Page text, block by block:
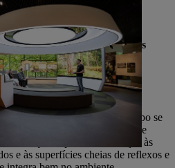
os habitats de uma floresta.
de edifícios têm uma
expliquem a orientação dos
design.
da Fábrica 1 é especial:
e cercada por muita floresta.
único, mas que ao mesmo tempo se
foi escolhida uma linguagem de
mas que impressiona. Graças às
e às superfícies cheias de reflexos e